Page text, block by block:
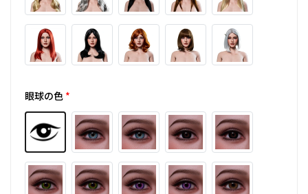
眼球の色*